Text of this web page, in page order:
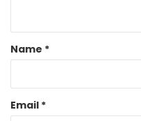
Name *
Email *